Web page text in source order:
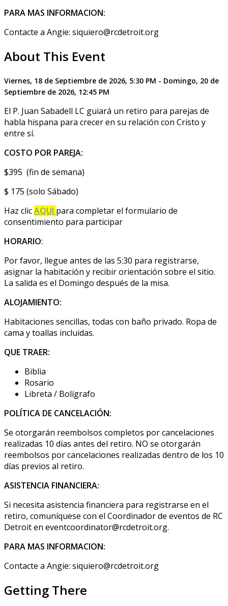
PARA MAS INFORMACION:
Contacte a Angie: siquiero@rcdetroit.org
About This Event
Viernes, 18 de Septiembre de 2026, 5:30 PM - Domingo, 20 de
Septiembre de 2026, 12:45 PM
El P. Juan Sabadell LC guiará un retiro para parejas de
habla hispana para crecer en su relación con Cristo y
entre sí.
COSTO POR PAREJA:
$395 (fin de semana)
$ 175 (solo Sábado)
Haz clicAQUI para completar el formulario de
consentimiento para participar
HORARIO:
Por favor, llegue antes de las 5:30 para registrarse,
asignar la habitación y recibir orientación sobre el sitio.
La salida es el Domingo después de la misa.
ALOJAMIENTO:
Habitaciones sencillas, todas con baño privado. Ropa de
cama y toallas incluidas.
QUE TRAER:
Biblia
Rosario
Libreta / Bolígrafo
POLÍTICA DE CANCELACIÓN:
Se otorgarán reembolsos completos por cancelaciones
realizadas 10 días antes del retiro. NO se otorgarán
reembolsos por cancelaciones realizadas dentro de los 10
días previos al retiro.
ASISTENCIA FINANCIERA:
Si necesita asistencia financiera para registrarse en el
retiro, comuníquese con el Coordinador de eventos de RC
Detroit en eventcoordinator@rcdetroit.org.
PARA MAS INFORMACION:
Contacte a Angie: siquiero@rcdetroit.org
Getting There